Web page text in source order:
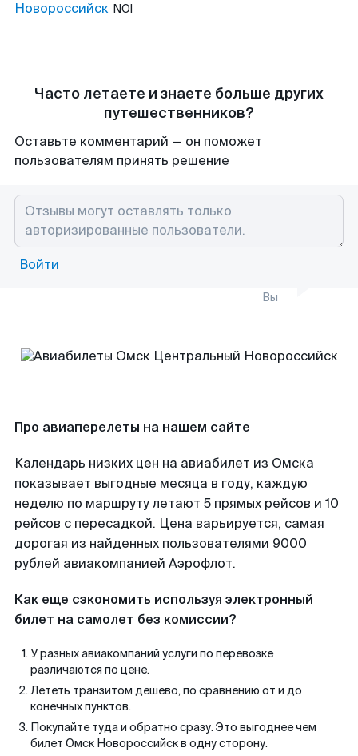
Новороссийск NOI
Часто летаете и знаете больше других
путешественников?
Оставьте комментарий — он поможет
пользователям принять решение
Войти
Вы
Про авиаперелеты на нашем сайте
Календарь низких цен на авиабилет из Омска
показывает выгодные месяца в году, каждую
неделю по маршруту летают 5 прямых рейсов и 10
рейсов с пересадкой. Цена варьируется, самая
дорогая из найденных пользователями 9000
рублей авиакомпанией Аэрофлот.
Как еще сэкономить используя электронный
билет на самолет без комиссии?
У разных авиакомпаний услуги по перевозке
различаются по цене.
Лететь транзитом дешево, по сравнению от и до
конечных пунктов.
Покупайте туда и обратно сразу. Это выгоднее чем
билет Омск Новороссийск в одну сторону.